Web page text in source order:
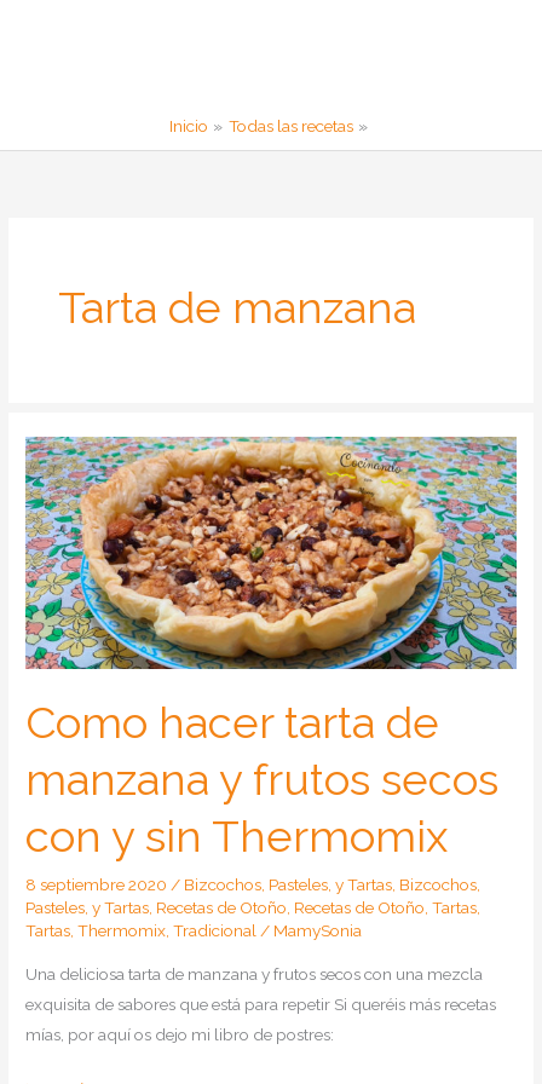
Inicio Todas las recetas
Tarta de manzana
Como hacer tarta de
manzana y frutos secos
con y sin Thermomix
8 septiembre 2020/ Bizcochos, Pasteles, y Tartas, Bizcochos,
Pasteles, y Tartas, Recetas de Otoño, Recetas de Otoño,Tartas,
Tartas,Thermomix,Tradicional/ MamySonia
Una deliciosa tarta de manzana y frutos secos con una mezcla
exquisita de sabores que está para repetir Si queréis más recetas
mías, por aquí os dejo mi libro de postres: